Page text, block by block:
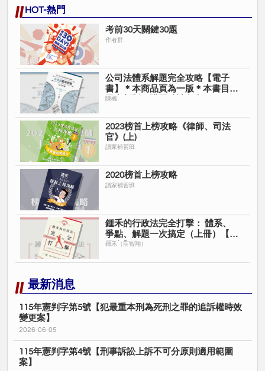
HOT-熱門
考前30天關鍵30題
作者群
公司法體系解題完全攻略【電子
書】＊本商品頁為一版＊本書目前
已出新版＊購買時請留意＊
陳楓
2023榜首上榜攻略《律師、司法
官》(上)
讀家補習班
2020榜首上榜攻略
讀家補習班
鍾禾的行政法完全打擊： 體系、
爭點、解題一次搞定（上冊）【電
子書】
鍾禾（莊智翔）
最新消息
115年憲判字第5號【犯最重本刑為死刑之罪的追訴權時效
變更案】
2026-06-05
115年憲判字第4號【刑事訴訟上訴不可分原則適用範圍
案】